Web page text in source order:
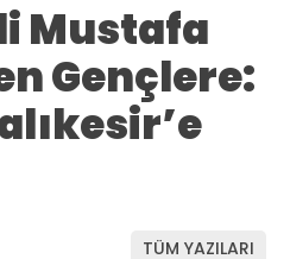
Mustafa
Gençlere:
TÜM YAZILARI